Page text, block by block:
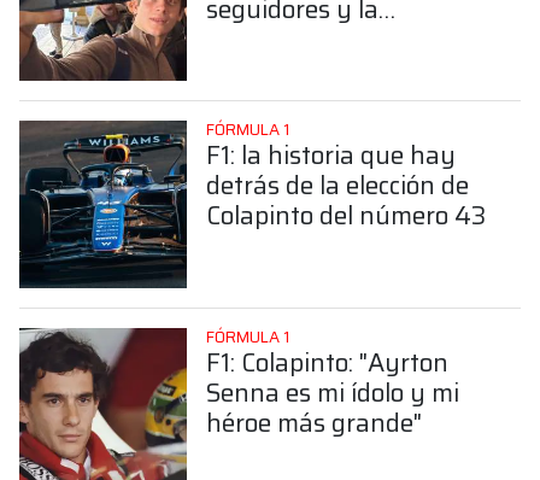
seguidores y la
FÓRMULA 1
F1: la historia que hay
detrás de la elección de
Colapinto del número 43
FÓRMULA 1
F1: Colapinto: "Ayrton
Senna es mi ídolo y mi
héroe más grande"